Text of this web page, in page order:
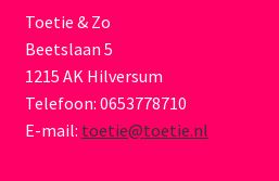
Toetie & Zo
Beetslaan 5
1215 AK Hilversum
Telefoon: 0653778710
E-mail: toetie@toetie.nl